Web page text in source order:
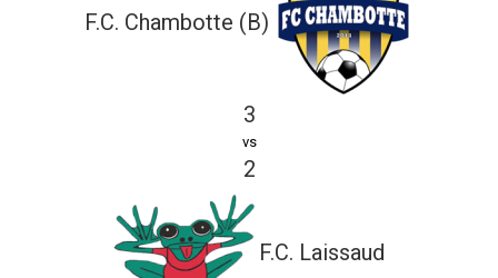
F.C. Chambotte (B)
3
vs
2
F.C. Laissaud